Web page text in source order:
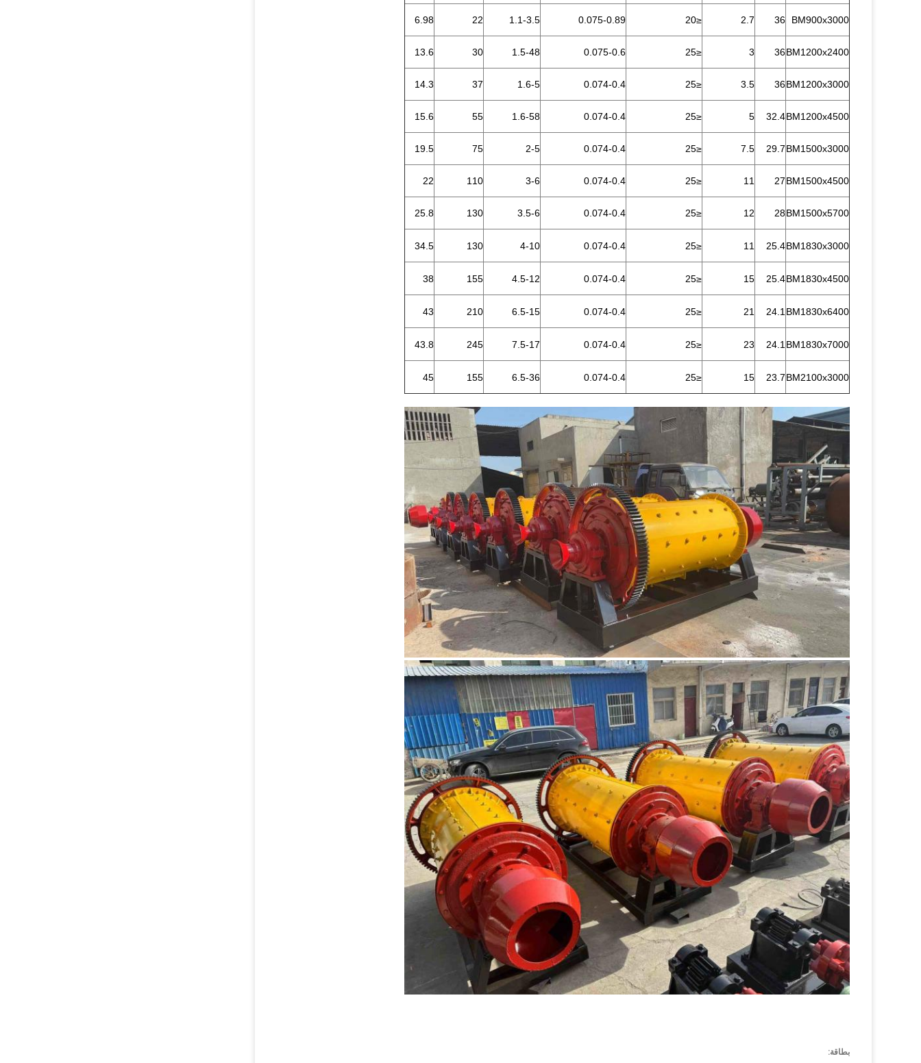
BM900x3000
36
2.7
≤20
0.075-0.89
1.1-3.5
22
6.98
BM1200x2400
36
3
≤25
0.075-0.6
1.5-48
30
13.6
BM1200x3000
36
3.5
≤25
0.074-0.4
1.6-5
37
14.3
BM1200x4500
32.4
5
≤25
0.074-0.4
1.6-58
55
15.6
BM1500x3000
29.7
7.5
≤25
0.074-0.4
2-5
75
19.5
BM1500x4500
27
11
≤25
0.074-0.4
3-6
110
22
BM1500x5700
28
12
≤25
0.074-0.4
3.5-6
130
25.8
BM1830x3000
25.4
11
≤25
0.074-0.4
4-10
130
34.5
BM1830x4500
25.4
15
≤25
0.074-0.4
4.5-12
155
38
BM1830x6400
24.1
21
≤25
0.074-0.4
6.5-15
210
43
BM1830x7000
24.1
23
≤25
0.074-0.4
7.5-17
245
43.8
BM2100x3000
23.7
15
≤25
0.074-0.4
6.5-36
155
45
بطاقة: